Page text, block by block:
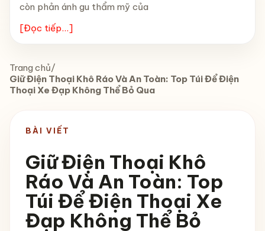
còn phản ánh gu thẩm mỹ của
[Đọc tiếp...]
Trang chủ/
Giữ Điện Thoại Khô Ráo Và An Toàn: Top Túi Để Điện
Thoại Xe Đạp Không Thể Bỏ Qua
BÀI VIẾT
Giữ Điện Thoại Khô
Ráo Và An Toàn: Top
Túi Để Điện Thoại Xe
Đạp Không Thể Bỏ